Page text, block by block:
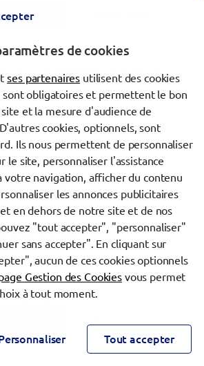
VILLENEUVE D'ASCQ
Populaire du Nord
la Station
D'ASCQ
actuellement
Plus d’infos
MOUVAUX
Populaire du Nord
ter, rue Franklin Roosevelt
actuellement
de cookies
ses partenaires utilisent des cookies
sont obligatoires et permettent le bon
et la mesure d'audience de
cookies, optionnels, sont
Ils nous permettent de personnaliser
le site, personnaliser l'assistance
votre navigation, afficher du contenu
les annonces publicitaires
en dehors de notre site et de nos
"tout accepter", "personnaliser"
sans accepter". En cliquant sur
aucun de ces cookies optionnels
Gestion des Cookiesvous permet
à tout moment.
Tout accepter